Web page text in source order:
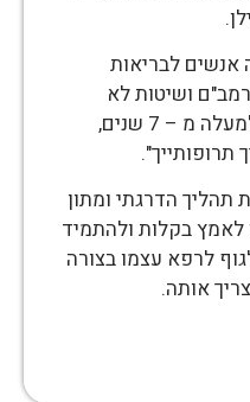
אנשים לבריאות
ושיטות לא
קונבנציונליות אחרות, כבר למעלה מ – 7 שנים,
תרופותייך".
הדרגתי ומתון
לאמץ בקלות ולהתמיד
לרפא עצמו בצורה
אותה.